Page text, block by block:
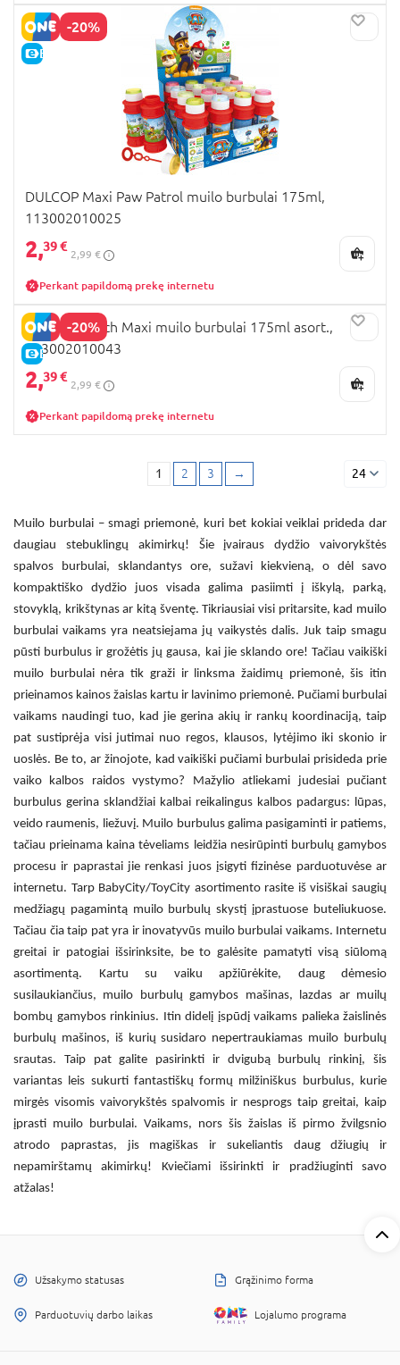
-20%
E-KAINA
DULCOP Maxi Paw Patrol muilo burbulai 175ml,
113002010025
2,39 €
2,99 €
Perkant papildomą prekę internetu
-20%
E-KAINA
DULCOP Stitch Maxi muilo burbulai 175ml asort.,
113002010043
2,39 €
2,99 €
Perkant papildomą prekę internetu
1 2 3 → 24
Muilo burbulai– smagi priemonė, kuri bet kokiai veiklai prideda dar
daugiau stebuklingų akimirkų! Šie įvairaus dydžio vaivorykštės
spalvos burbulai, sklandantys ore, sužavi kiekvieną, o dėl savo
kompaktiško dydžio juos visada galima pasiimti į iškylą, parką,
stovyklą, krikštynas ar kitą šventę. Tikriausiai visi pritarsite, kad muilo
burbulai vaikams yra neatsiejama jų vaikystės dalis. Juk taip smagu
pūsti burbulus ir grožėtis jų gausa, kai jie sklando ore! Tačiau vaikiški
muilo burbulainėra tik graži ir linksma žaidimų priemonė, šis itin
prieinamos kainos žaislas kartu ir lavinimo priemonė. Pučiami burbulai
vaikams naudingi tuo, kad jie gerina akių ir rankų koordinaciją, taip
pat sustiprėja visi jutimai nuo regos, klausos, lytėjimo iki skonio ir
uoslės. Be to, ar žinojote, kadvaikiški pučiami burbulai prisideda prie
vaiko kalbos raidos vystymo? Mažylio atliekami judesiai pučiant
burbulus gerina sklandžiai kalbai reikalingus kalbos padargus: lūpas,
veido raumenis, liežuvį. Muilo burbulus galima pasigaminti ir patiems,
tačiau prieinama kaina tėveliams leidžia nesirūpinti burbulų gamybos
procesu ir paprastai jie renkasi juos įsigyti fizinėse parduotuvėse ar
internetu. Tarp BabyCity/ToyCity asortimento rasite iš visiškai saugių
medžiagų pagamintą muilo burbulų skystį įprastuose buteliukuose.
Tačiau čia taip pat yra ir inovatyvūs muilo burbulai vaikams. Internetu
greitai ir patogiai išsirinksite, be to galėsite pamatyti visą siūlomą
asortimentą. Kartu su vaiku apžiūrėkite, daug dėmesio
susilaukiančius, muilo burbulų gamybos mašinas, lazdas ar muilų
bombų gamybos rinkinius. Itin didelį įspūdį vaikams palieka žaislinės
burbulų mašinos, iš kurių susidaro nepertraukiamas muilo burbulų
srautas. Taip pat galite pasirinkti ir dvigubą burbulų rinkinį, šis
variantas leis sukurti fantastiškų formų milžiniškus burbulus, kurie
mirgės visomis vaivorykštės spalvomis ir nesprogs taip greitai, kaip
įprasti muilo burbulai. Vaikams, nors šis žaislas iš pirmo žvilgsnio
atrodo paprastas, jis magiškas ir sukeliantis daug džiugių ir
nepamirštamų akimirkų! Kviečiami išsirinkti ir pradžiuginti savo
atžalas!
Užsakymo statusas Grąžinimo forma
Parduotuvių darbo laikas Lojalumo programa